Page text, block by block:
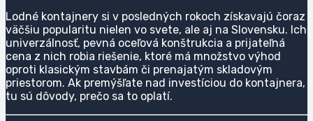
Lodné kontajnery si v posledných rokoch získavajú čoraz
väčšiu popularitu nielen vo svete, ale aj na Slovensku. Ich
univerzálnosť, pevná oceľová konštrukcia a prijateľná
cena z nich robia riešenie, ktoré má množstvo výhod
oproti klasickým stavbám či prenajatým skladovým
priestorom. Ak premýšľate nad investíciou do kontajnera,
tu sú dôvody, prečo sa to oplatí.